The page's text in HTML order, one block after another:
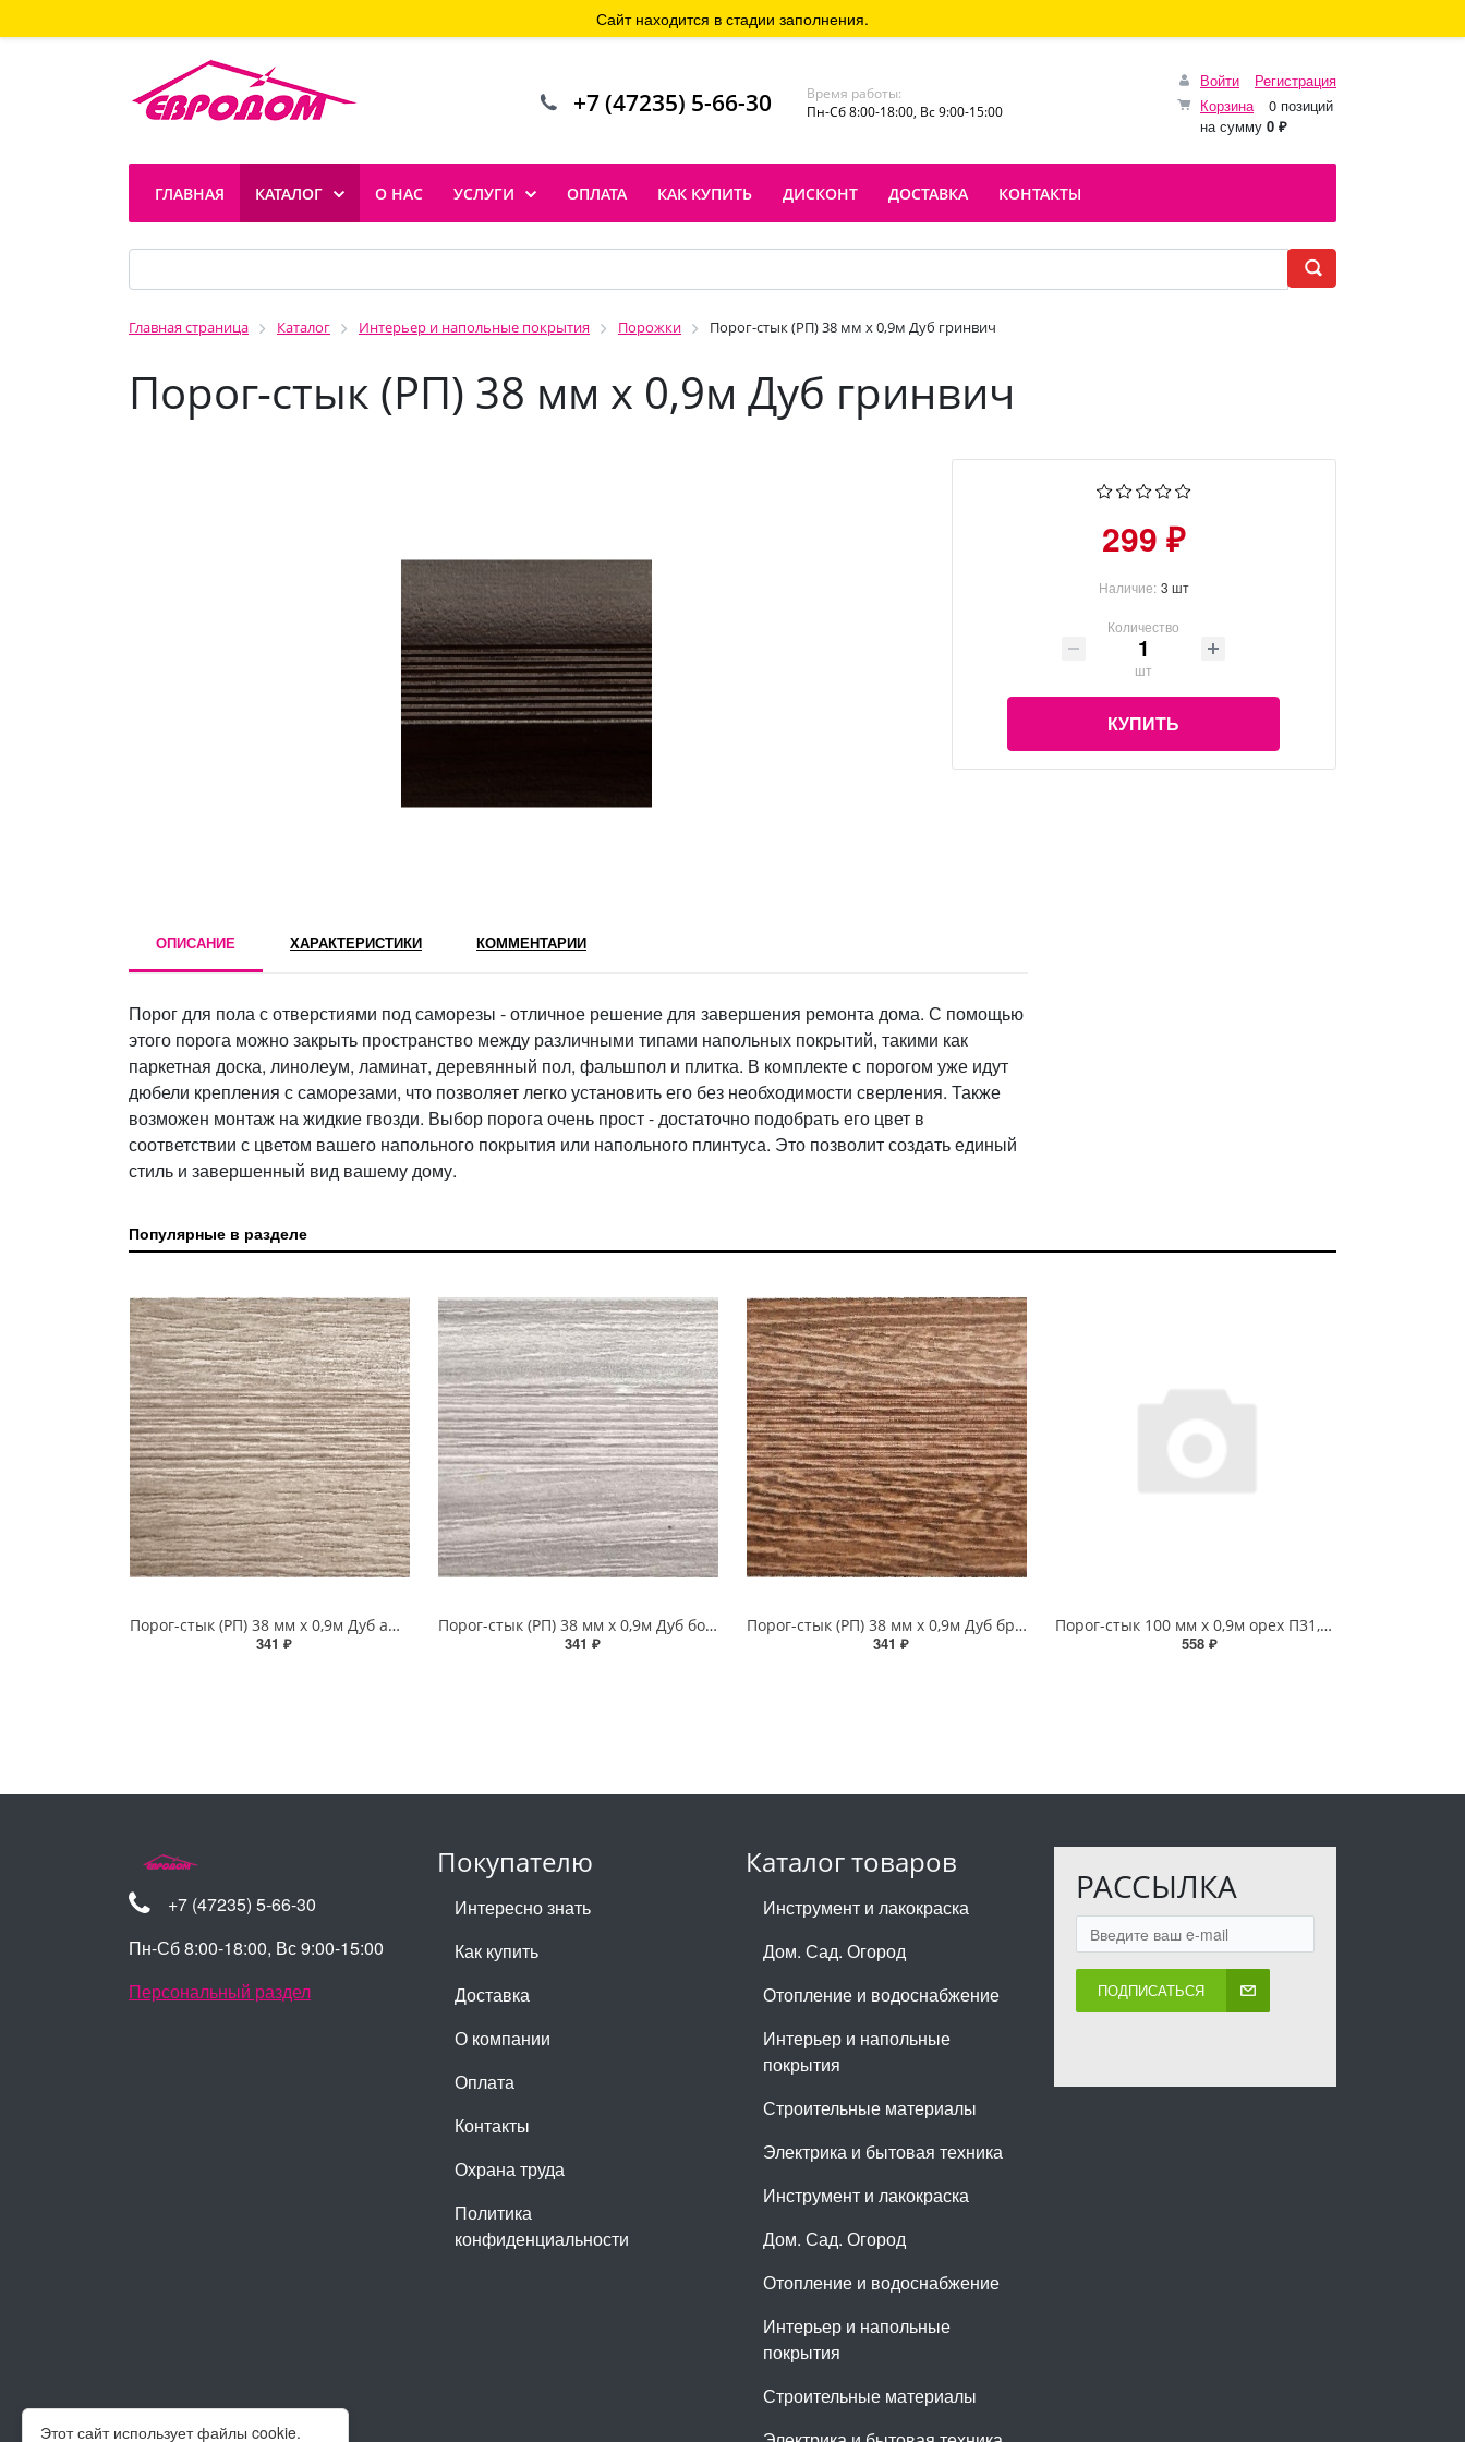
Войти
Регистрация
Корзина
0 позиций
на сумму 0 ₽
+7 (47235) 5-66-30
Время работы:
Пн-Сб 8:00-18:00, Вс 9:00-15:00
ГЛАВНАЯ КАТАЛОГ О НАС УСЛУГИ ОПЛАТА КАК КУПИТЬ ДИСКОНТ ДОСТАВКА КОНТАКТЫ
Главная страница Каталог Интерьер и напольные покрытия Порожки Порог-стык (РП) 38 мм х 0,9м Дуб гринвич
Порог-стык (РП) 38 мм х 0,9м Дуб гринвич
Этот сайт использует файлы cookie.
Сайт находится в стадии заполнения.
299 ₽
Наличие: 3 шт
Количество
шт
КУПИТЬ
ОПИСАНИЕ ХАРАКТЕРИСТИКИ КОММЕНТАРИИ
Порог для пола с отверстиями под саморезы - отличное решение для завершения ремонта дома. С помощью
этого порога можно закрыть пространство между различными типами напольных покрытий, такими как
паркетная доска, линолеум, ламинат, деревянный пол, фальшпол и плитка. В комплекте с порогом уже идут
дюбели крепления с саморезами, что позволяет легко установить его без необходимости сверления. Также
возможен монтаж на жидкие гвозди. Выбор порога очень прост - достаточно подобрать его цвет в
соответствии с цветом вашего напольного покрытия или напольного плинтуса. Это позволит создать единый
стиль и завершенный вид вашему дому.
Популярные в разделе
Порог-стык (РП) 38 мм х 0,9м Дуб аманд
341 ₽
Порог-стык (РП) 38 мм х 0,9м Дуб босфор
341 ₽
Порог-стык (РП) 38 мм х 0,9м Дуб браун
341 ₽
Порог-стык 100 мм х 0,9м орех П31,41
558 ₽
Покупателю
Интересно знать
Как купить
Доставка
О компании
Оплата
Контакты
Охрана труда
Политика
конфиденциальности
Каталог товаров
Инструмент и лакокраска
Дом. Сад. Огород
Отопление и водоснабжение
Интерьер и напольные
покрытия
Строительные материалы
Электрика и бытовая техника
Инструмент и лакокраска
Дом. Сад. Огород
Отопление и водоснабжение
Интерьер и напольные
покрытия
Строительные материалы
РАССЫЛКА
ПОДПИСАТЬСЯ
+7 (47235) 5-66-30
Пн-Сб 8:00-18:00, Вс 9:00-15:00
Персональный раздел